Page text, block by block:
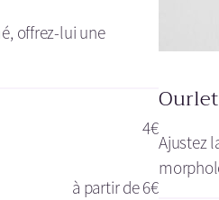
offrez-lui une
4€
à partir de 6€
Ourlet
Ajustez